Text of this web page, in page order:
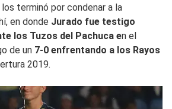
los terminó por condenar a la
en donde Jurado fue testigo
los Tuzos del Pachuca en el
de un 7-0 enfrentando a los Rayos
2019.